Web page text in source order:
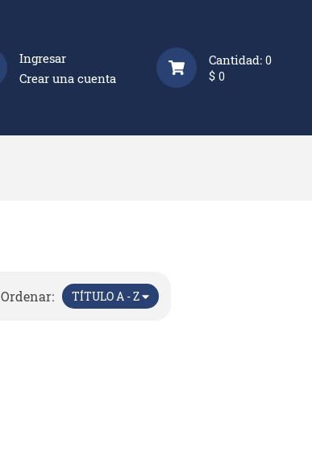
Ingresar
Crear una cuenta
Cantidad: 0
$ 0
Ordenar: TÍTULO A - Z